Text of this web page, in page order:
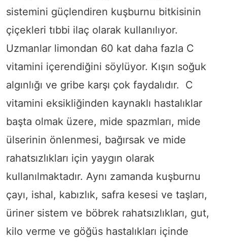
sistemini güçlendiren kuşburnu bitkisinin
çiçekleri tıbbi ilaç olarak kullanılıyor.
Uzmanlar limondan 60 kat daha fazla C
vitamini içerendiğini söylüyor. Kışın soğuk
algınlığı ve gribe karşı çok faydalıdır. C
vitamini eksikliğinden kaynaklı hastalıklar
başta olmak üzere, mide spazmları, mide
ülserinin önlenmesi, bağırsak ve mide
rahatsızlıkları için yaygın olarak
kullanılmaktadır. Aynı zamanda kuşburnu
çayı, ishal, kabızlık, safra kesesi ve taşları,
üriner sistem ve böbrek rahatsızlıkları, gut,
kilo verme ve göğüs hastalıkları içinde